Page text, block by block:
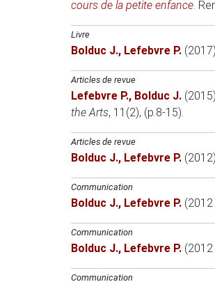
cours de la petite enfance.
Livre
Bolduc J., Lefebvre P. (2017)
Articles de revue
Lefebvre P., Bolduc J. (2015)
the Arts, 11(2), (p.8-15).
Articles de revue
Bolduc J., Lefebvre P. (2012)
Communication
Bolduc J., Lefebvre P. (2012
Communication
Bolduc J., Lefebvre P. (2012
Communication